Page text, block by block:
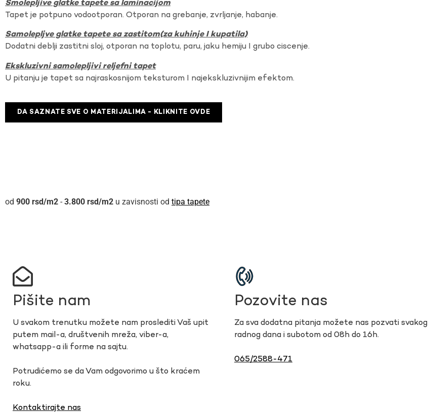
Smolepljive glatke tapete sa laminacijom
Tapet je potpuno vodootporan. Otporan na grebanje, zvrljanje, habanje.
Samolepljve glatke tapete sa zastitom(za kuhinje I kupatila)
Dodatni deblji zastitni sloj, otporan na toplotu, paru, jaku hemiju I grubo ciscenje.
Ekskluzivni samolepljivi reljefni tapet
U pitanju je tapet sa najraskosnijom teksturom I najekskluzivnijim efektom.
DA SAZNATE SVE O MATERIJALIMA - KLIKNITE OVDE
900 rsd - 3.800 rsd u zavisnosti od tipa tapete
Pišite nam
U svakom trenutku možete nam proslediti Vaš upit
putem mail-a, društvenih mreža, viber-a,
whatsapp-a ili forme na sajtu.
Potrudićemo se da Vam odgovorimo u što kraćem
roku.
Kontaktirajte nas
Pozovite nas
Za sva dodatna pitanja možete nas pozvati svakog
radnog dana i subotom od 08h do 16h.
065/2588-471